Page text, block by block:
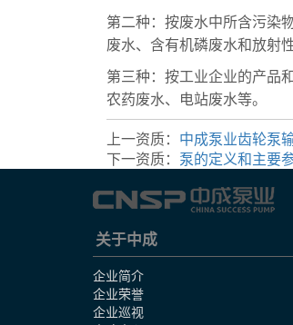
第二种：按废水中所含污染
废水、含有机磷废水和放射
第三种：按工业企业的产品
农药废水、电站废水等。
上一资质： 中成泵业齿轮泵
下一资质： 泵的定义和主要
关于中成
企业简介
企业荣誉
企业巡视